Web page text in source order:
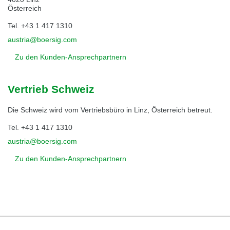
Österreich
Tel. +43 1 417 1310
austria@boersig.com
Zu den Kunden-Ansprechpartnern
Vertrieb Schweiz
Die Schweiz wird vom Vertriebsbüro in Linz, Österreich betreut.
Tel. +43 1 417 1310
austria@boersig.com
Zu den Kunden-Ansprechpartnern